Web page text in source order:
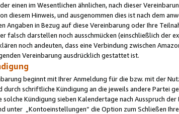
einen im Wesentlichen ähnlichen, nach dieser
diesem Hinweis, und ausgenommen dies ist nach dem
Angaben in Bezug auf diese Vereinbarung oder Ihre
falsch darstellen noch ausschmücken (einschließlich
noch andeuten, dass eine Verbindung zwischen
Vereinbarung ausdrücklich gestattet ist.
beginnt mit Ihrer Anmeldung für die bzw. mit der
durch schriftliche Kündigung an die jeweils andere Partei
solche Kündigung sieben Kalendertage nach Ausspruch
unter „Kontoeinstellungen“ die Option zum Schließen